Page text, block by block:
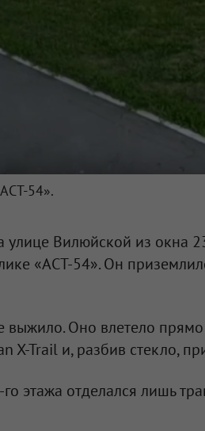
54».
улице Вилюйской из окна
«АСТ-54». Он
выжило. Оно влетело
X-Trail и, разбив стекло,
этажа отделался лишь